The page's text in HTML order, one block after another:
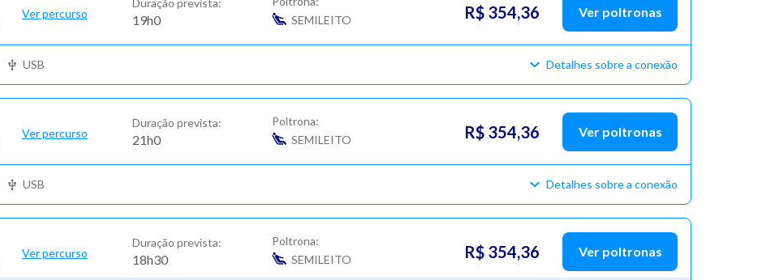
Ver percurso
Duração prevista:
19h0
SEMILEITO
R$ 354,36 Ver poltronas
USB Detalhes sobre a conexão
Ver percurso
Duração prevista:
21h0
Poltrona:
SEMILEITO
R$ 354,36 Ver poltronas
USB Detalhes sobre a conexão
Ver percurso
Duração prevista:
18h30
Poltrona:
SEMILEITO
R$ 354,36 Ver poltronas